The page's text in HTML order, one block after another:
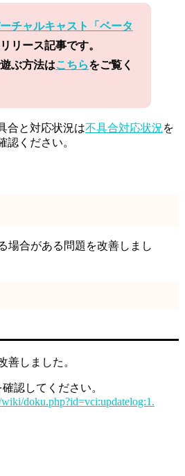
チャルキャスト「ベータ
リース記事です。
ぶ方法はこちらをご覧く
合と対応状況は不具合対応状況を
認ください。
場合がある問題を改善しまし
善しました。
認してください。
doku.php?id=vci:updatelog:1.